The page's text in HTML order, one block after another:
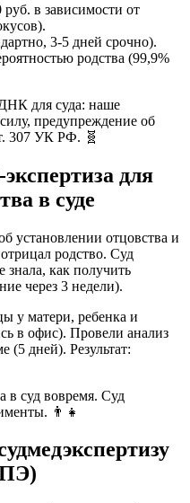
в зависимости от
3-5 дней срочно).
родства (99,9%
для суда: наше
предупреждение об
307 УК РФ. 🧬
для
в суде
установлении отцовства и
родство. Суд
знала, как получить
через 3 недели).
у матери, ребенка и
в офис). Провели анализ
(5 дней). Результат:
в суд вовремя. Суд
👨‍👧